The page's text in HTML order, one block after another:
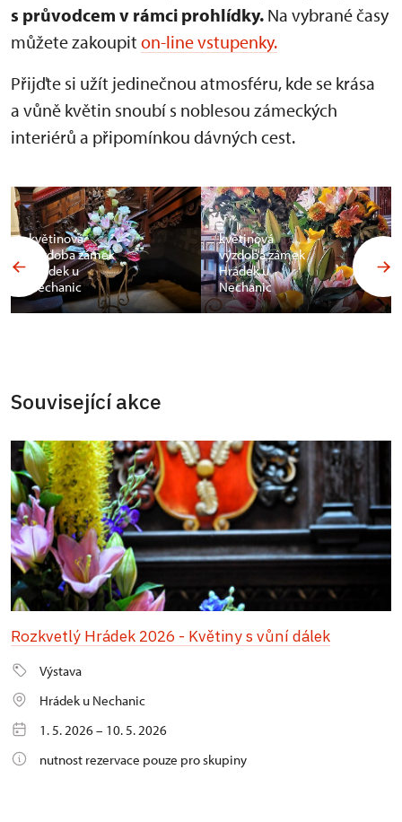
s průvodcem v rámci prohlídky. Na vybrané časy
můžete zakoupit on-line vstupenky.
Přijďte si užít jedinečnou atmosféru, kde se krása
a vůně květin snoubí s noblesou zámeckých
interiérů a připomínkou dávných cest.
květinová
výzdoba zámek
Hrádek u
Nechanic
květinová
výzdoba zámek
Hrádek u
Nechanic
Související akce
Rozkvetlý Hrádek 2026 - Květiny s vůní dálek
Výstava
Hrádek u Nechanic
1. 5. 2026 – 10. 5. 2026
nutnost rezervace pouze pro skupiny